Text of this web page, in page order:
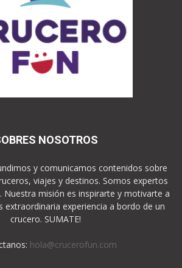
NOSOTROS
y comunicamos contenidos sobre
viajes y destinos. Somos expertos
Nuestra misión es inspirarte y motivarte a
extraordinaria experiencia a bordo de un
crucero. SUMATE!
hola@crucerofun.com